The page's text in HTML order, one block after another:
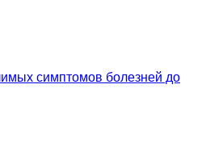
симптомов болезней до